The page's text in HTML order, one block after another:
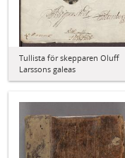
Tullista för skepparen Oluff
Larssons galeas